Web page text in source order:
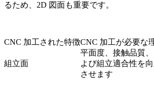
るため、2D 図面も重要です。
CNC 加工された特徴CNC 加工が必要な
組立面
平面度、接触品質
よび組立適合性を
させます